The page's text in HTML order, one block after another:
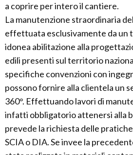
a coprire per intero il cantiere.
La manutenzione straordinaria
effettuata esclusivamente da un
idonea abilitazione alla
edili presenti sul territorio
specifiche convenzioni con
possono fornire alla clientela un
360°. Effettuando lavori di
infatti obbligatorio attenersi alla
prevede la richiesta delle
SCIA o DIA. Se invee la